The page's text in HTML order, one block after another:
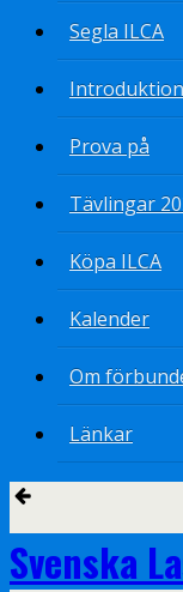
Segla ILCA
Introduktion
Prova på
Tävlingar
Köpa ILCA
Kalender
Om
Länkar
Svenska